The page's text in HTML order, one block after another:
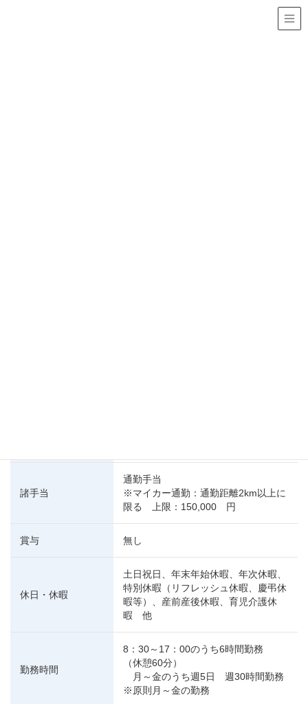
地域がん診療連携拠点病院、基幹型臨床研修指定病院、災害拠点病院、へき地医療拠
諸手当
通勤手当
※マイカー通勤：通勤距離2km以上に
限る 上限：150,000 円
賞与 無し
休日・休暇
土日祝日、年末年始休暇、年次休暇、
特別休暇（リフレッシュ休暇、慶弔休
暇等）、産前産後休暇、育児介護休
暇 他
勤務時間
8：30～17：00のうち6時間勤務
（休憩60分）
月～金のうち週5日 週30時間勤務
※原則月～金の勤務